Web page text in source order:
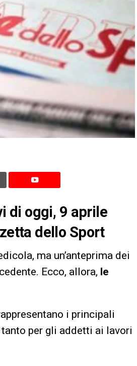
di oggi, 9 aprile
dello Sport
ma un’anteprima dei
Ecco, allora, le
i principali
per gli addetti ai lavori